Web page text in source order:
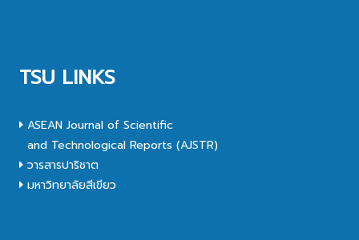
TSU LINKS
ASEAN Journal of Scientific
and Technological Reports (AJSTR)
วารสารปาริชาต
มหาวิทยาลัยสีเขียว